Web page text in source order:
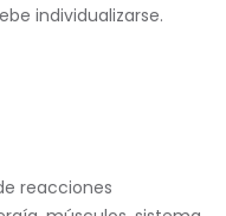
individualizarse.
reacciones